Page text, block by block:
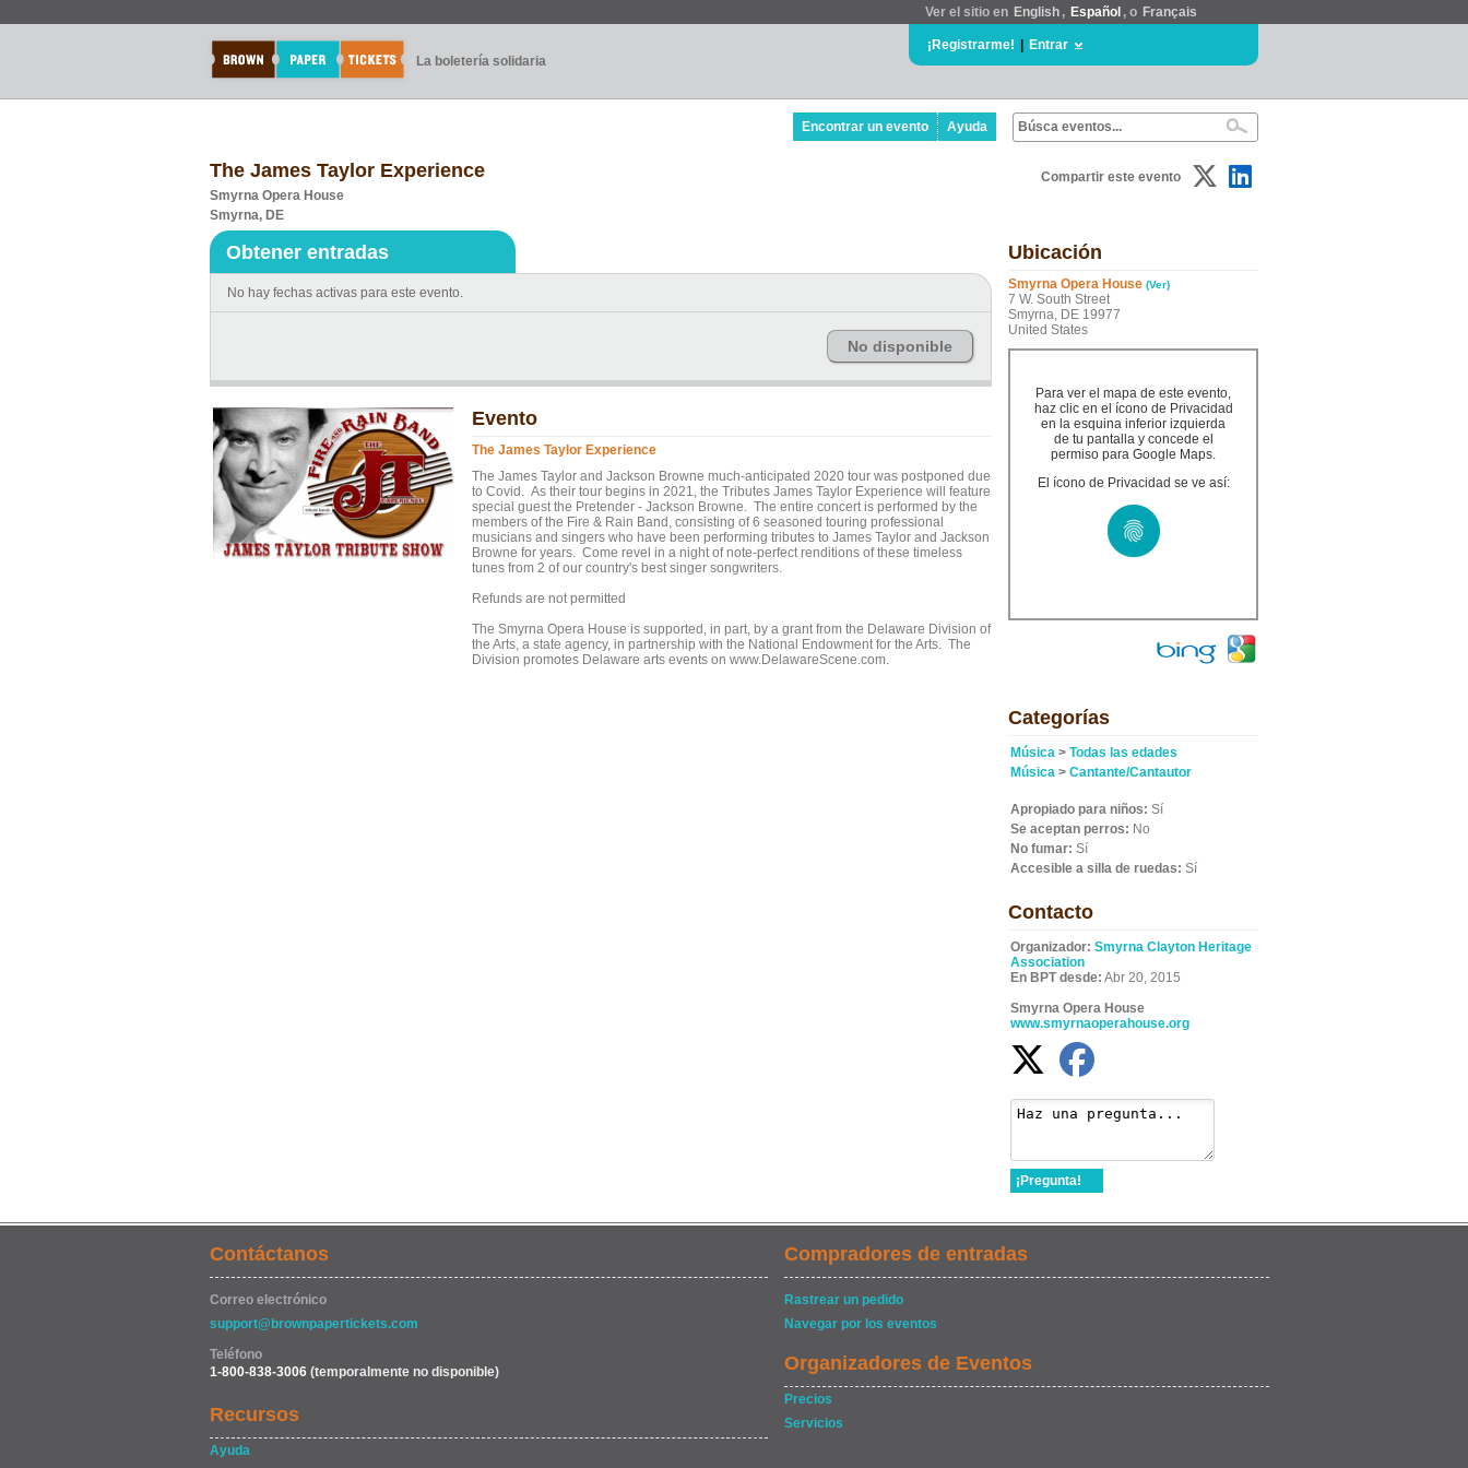
Ver el sitio en English , Español , o Français
La boletería solidaria
¡Registrarme! Entrar
Encontrar un evento Ayuda
The James Taylor Experience
Smyrna Opera House
Smyrna, DE
Compartir este evento
Obtener entradas
No hay fechas activas para este evento.
No disponible
Evento
The James Taylor Experience
The James Taylor and Jackson Browne much-anticipated 2020 tour was postponed due
to Covid. As their tour begins in 2021, the Tributes James Taylor Experience will feature
special guest the Pretender - Jackson Browne. The entire concert is performed by the
members of the Fire & Rain Band, consisting of 6 seasoned touring professional
musicians and singers who have been performing tributes to James Taylor and Jackson
Browne for years. Come revel in a night of note-perfect renditions of these timeless
tunes from 2 of our country's best singer songwriters.
Refunds are not permitted
The Smyrna Opera House is supported, in part, by a grant from the Delaware Division of
the Arts, a state agency, in partnership with the National Endowment for the Arts. The
Division promotes Delaware arts events on www.DelawareScene.com.
Ubicación
Smyrna Opera House (Ver)
7 W. South Street
Smyrna, DE 19977
United States
Para ver el mapa de este evento,
haz clic en el ícono de Privacidad
en la esquina inferior izquierda
de tu pantalla y concede el
permiso para Google Maps.
El ícono de Privacidad se ve así:
Categorías
Música > Todas las edades
Música > Cantante/Cantautor
Apropiado para niños: Sí
Se aceptan perros: No
No fumar: Sí
Accesible a silla de ruedas: Sí
Contacto
Organizador: Smyrna Clayton Heritage
Association
En BPT desde: Abr 20, 2015
Smyrna Opera House
www.smyrnaoperahouse.org
¡Pregunta!
Contáctanos
Correo electrónico
support@brownpapertickets.com
Teléfono
1-800-838-3006 (temporalmente no disponible)
Recursos
Ayuda
Compradores de entradas
Rastrear un pedido
Navegar por los eventos
Organizadores de Eventos
Precios
Servicios